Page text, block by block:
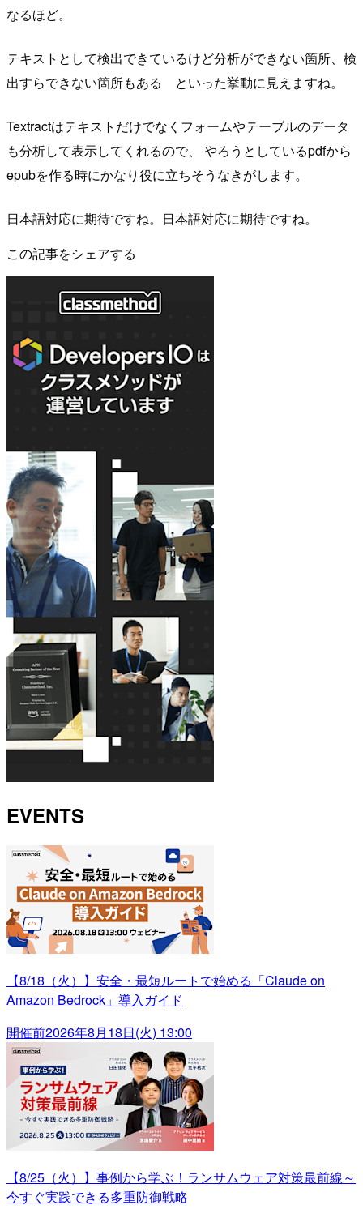
なるほど。
テキストとして検出できているけど分析ができない箇所、検
出すらできない箇所もある といった挙動に見えますね。
Textractはテキストだけでなくフォームやテーブルのデータ
も分析して表示してくれるので、 やろうとしているpdfから
epubを作る時にかなり役に立ちそうなきがします。
日本語対応に期待ですね。日本語対応に期待ですね。
この記事をシェアする
EVENTS
【8/18（火）】安全・最短ルートで始める「Claude on
Amazon Bedrock」導入ガイド
開催前2026年8月18日(火) 13:00
【8/25（火）】事例から学ぶ！ランサムウェア対策最前線～
今すぐ実践できる多重防御戦略